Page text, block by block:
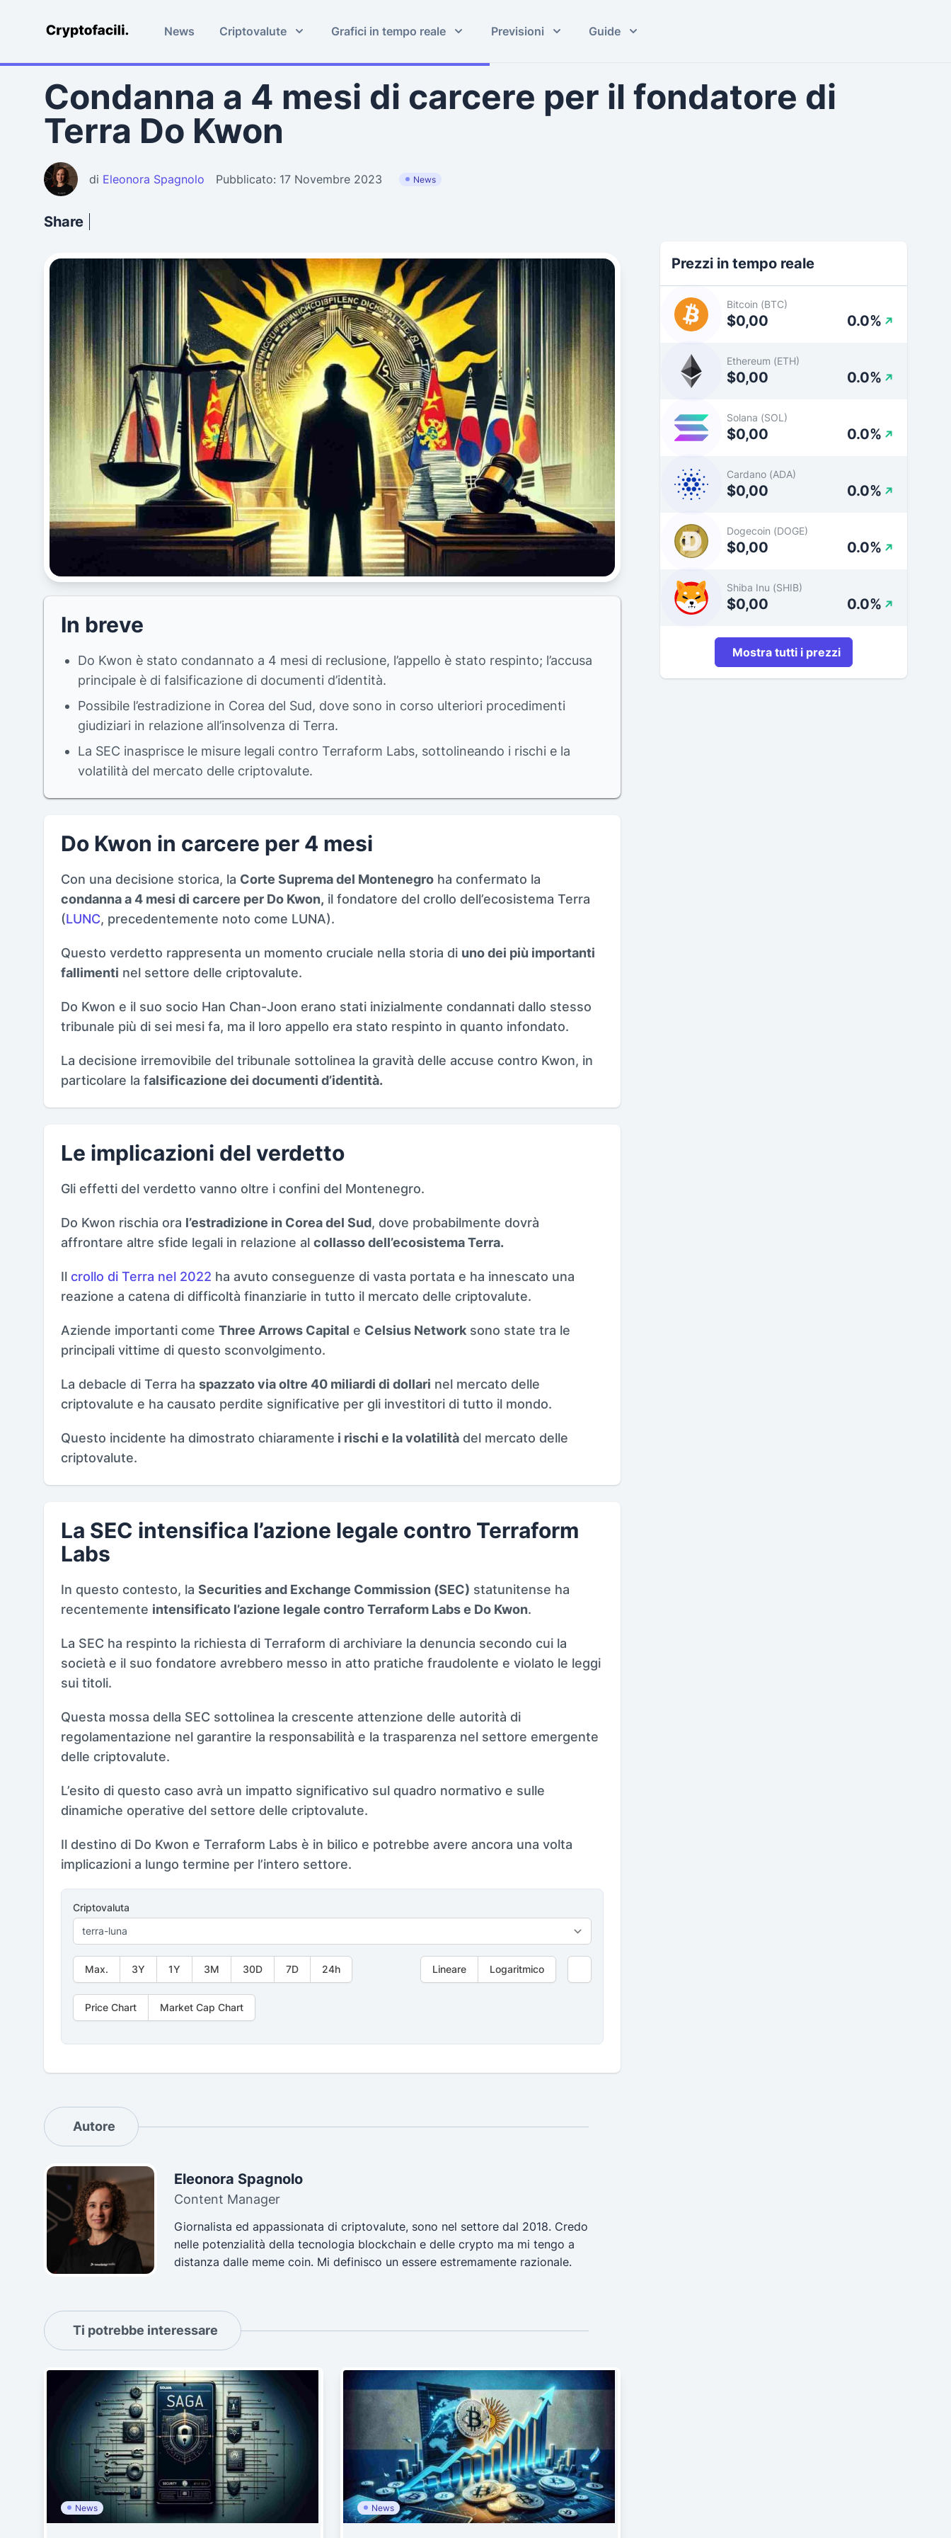
Cryptofacili.com News Criptovalute Grafici in tempo reale Previsioni Guide
Condanna a 4 mesi di carcere per il fondatore di
Terra Do Kwon
di Eleonora Spagnolo Pubblicato: 17 Novembre 2023 News
Share
In breve
Do Kwon è stato condannato a 4 mesi di reclusione, l’appello è stato respinto; l’accusa
principale è di falsificazione di documenti d’identità.
Possibile l’estradizione in Corea del Sud, dove sono in corso ulteriori procedimenti
giudiziari in relazione all’insolvenza di Terra.
La SEC inasprisce le misure legali contro Terraform Labs, sottolineando i rischi e la
volatilità del mercato delle criptovalute.
Do Kwon in carcere per 4 mesi
Con una decisione storica, la Corte Suprema del Montenegro ha confermato la
condanna a 4 mesi di carcere per Do Kwon, il fondatore del crollo dell’ecosistema Terra
(LUNC, precedentemente noto come LUNA).
Questo verdetto rappresenta un momento cruciale nella storia di uno dei più importanti
fallimenti nel settore delle criptovalute.
Do Kwon e il suo socio Han Chan-Joon erano stati inizialmente condannati dallo stesso
tribunale più di sei mesi fa, ma il loro appello era stato respinto in quanto infondato.
La decisione irremovibile del tribunale sottolinea la gravità delle accuse contro Kwon, in
particolare la falsificazione dei documenti d’identità.
Le implicazioni del verdetto
Gli effetti del verdetto vanno oltre i confini del Montenegro.
Do Kwon rischia ora l’estradizione in Corea del Sud, dove probabilmente dovrà
affrontare altre sfide legali in relazione al collasso dell’ecosistema Terra.
Il crollo di Terra nel 2022 ha avuto conseguenze di vasta portata e ha innescato una
reazione a catena di difficoltà finanziarie in tutto il mercato delle criptovalute.
Aziende importanti come Three Arrows Capital e Celsius Network sono state tra le
principali vittime di questo sconvolgimento.
La debacle di Terra ha spazzato via oltre 40 miliardi di dollari nel mercato delle
criptovalute e ha causato perdite significative per gli investitori di tutto il mondo.
Questo incidente ha dimostrato chiaramente i rischi e la volatilità del mercato delle
criptovalute.
La SEC intensifica l’azione legale contro Terraform
Labs
In questo contesto, la Securities and Exchange Commission (SEC) statunitense ha
recentemente intensificato l’azione legale contro Terraform Labs e Do Kwon.
La SEC ha respinto la richiesta di Terraform di archiviare la denuncia secondo cui la
società e il suo fondatore avrebbero messo in atto pratiche fraudolente e violato le leggi
sui titoli.
Questa mossa della SEC sottolinea la crescente attenzione delle autorità di
regolamentazione nel garantire la responsabilità e la trasparenza nel settore emergente
delle criptovalute.
L’esito di questo caso avrà un impatto significativo sul quadro normativo e sulle
dinamiche operative del settore delle criptovalute.
Il destino di Do Kwon e Terraform Labs è in bilico e potrebbe avere ancora una volta
implicazioni a lungo termine per l’intero settore.
Criptovaluta
Max. 3Y 1Y 3M 30D 7D 24h
Price Chart Market Cap Chart
Lineare Logaritmico
Autore
Eleonora Spagnolo
Content Manager
Giornalista ed appassionata di criptovalute, sono nel settore dal 2018. Credo
nelle potenzialità della tecnologia blockchain e delle crypto ma mi tengo a
distanza dalle meme coin. Mi definisco un essere estremamente razionale.
Ti potrebbe interessare
News News
Prezzi in tempo reale
Bitcoin (BTC)
$0,00 0.0%
Ethereum (ETH)
$0,00 0.0%
Solana (SOL)
$0,00 0.0%
Cardano (ADA)
$0,00 0.0%
Dogecoin (DOGE)
$0,00 0.0%
Shiba Inu (SHIB)
$0,00 0.0%
Mostra tutti i prezzi